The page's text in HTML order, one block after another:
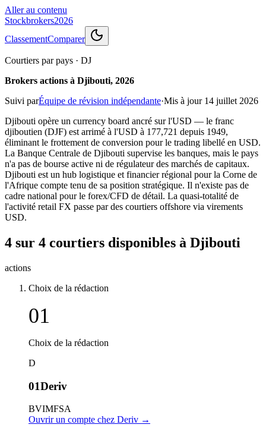
Aller au contenu
Stockbrokers2026
ClassementComparer
Courtiers par pays · DJ
Brokers actions à Djibouti, 2026
Suivi parÉquipe de révision indépendante·Mis à jour 14 juillet 2026
Djibouti opère un currency board ancré sur l'USD — le franc
djiboutien (DJF) est arrimé à l'USD à 177,721 depuis 1949,
éliminant le frottement de conversion pour le trading libellé en USD.
La Banque Centrale de Djibouti supervise les banques, mais le pays
n'a pas de bourse active ni de régulateur des marchés de capitaux.
Djibouti est un hub logistique et financier régional pour la Corne de
l'Afrique compte tenu de sa position stratégique. Il n'existe pas de
cadre national pour le forex/CFD de détail. La quasi-totalité de
l'activité retail FX passe par des courtiers offshore via virements
USD.
4 sur 4 courtiers disponibles à Djibouti
actions
Choix de la rédaction
01
Choix de la rédaction
D
01Deriv
BVIMFSA
Ouvrir un compte chez Deriv →